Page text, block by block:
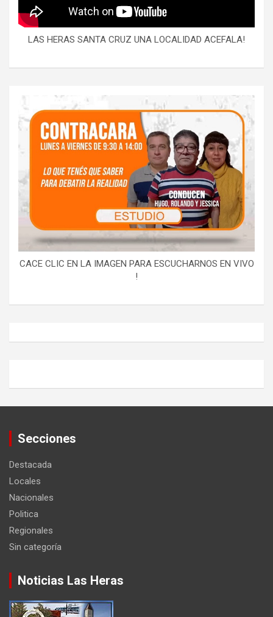
LAS HERAS SANTA CRUZ UNA LOCALIDAD ACEFALA!
CACE CLIC EN LA IMAGEN PARA ESCUCHARNOS EN VIVO
!
Secciones
Destacada
Locales
Nacionales
Politica
Regionales
Sin categoría
Noticias Las Heras